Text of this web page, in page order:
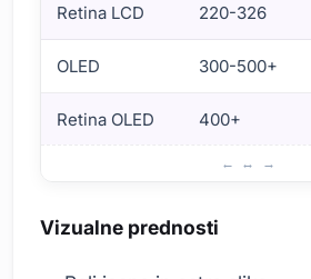
Retina LCD 220-326
OLED 300-500+
Retina OLED 400+
Vizualne prednosti